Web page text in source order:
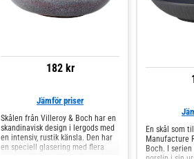
182 kr
Jämför priser
Skålen från Villeroy & Boch har en
skandinavisk design i lergods med
en intensiv, rustik känsla. Den har
en speciell glasering med flera
En skål som
Manufacture
Boch. I